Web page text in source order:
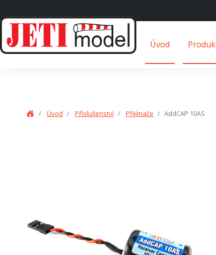
Úvod
Úvod Příslušenství Přijímače AddCAP 10AS